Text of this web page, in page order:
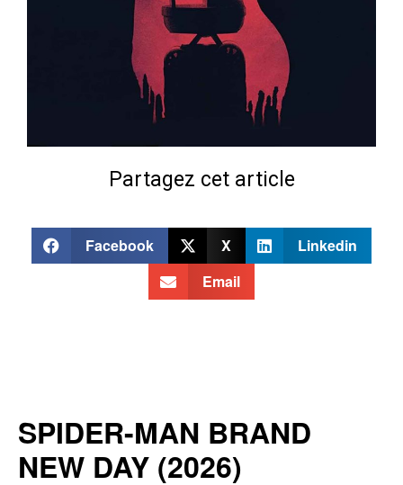
Partagez cet article
Facebook X
Linkedin
Email
SPIDER-MAN BRAND
NEW DAY (2026)